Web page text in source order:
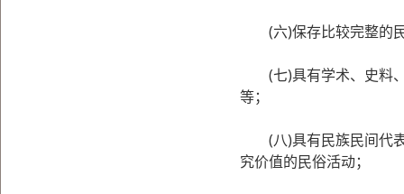
(六)保存比较完整的
(七)具有学术、史料、
等；
(八)具有民族民间代表
究价值的民俗活动；